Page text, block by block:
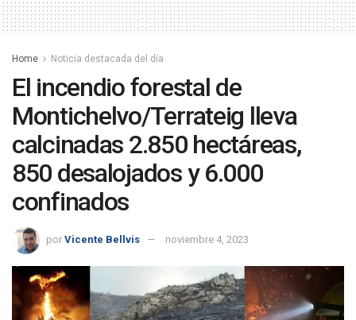
Home Noticia destacada del día
El incendio forestal de
Montichelvo/Terrateig lleva
calcinadas 2.850 hectáreas,
850 desalojados y 6.000
confinados
por Vicente Bellvis noviembre 4, 2023